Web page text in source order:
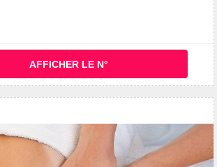
AFFICHER LE N°